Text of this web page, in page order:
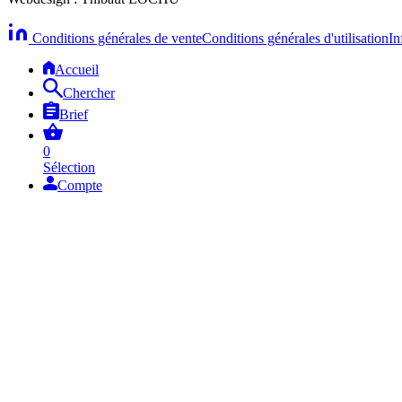
Conditions générales de venteConditions générales d'utilisation
Accueil
Chercher
Brief
0
Sélection
Compte